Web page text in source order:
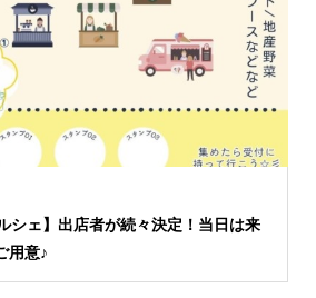
シェ】出店者が続々決定！当日は来
用意♪